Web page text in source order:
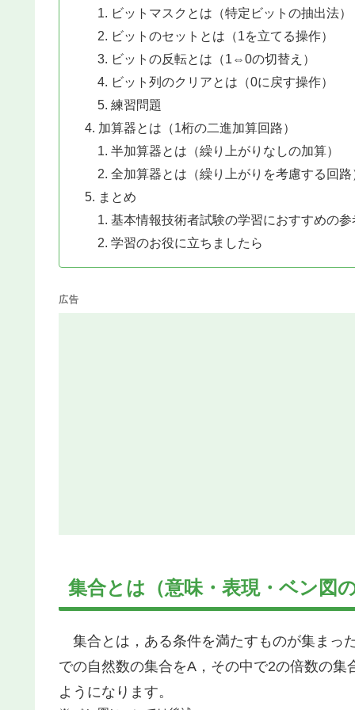
ビットマスクとは（特定ビットの抽出法）
ビットのセットとは（1を立てる操作）
ビットの反転とは（1⇔0の切替え）
ビット列のクリアとは（0に戻す操作）
練習問題
加算器とは（1桁の二進加算回路）
半加算器とは（繰り上がりなしの加算）
全加算器とは（繰り上がりを考慮する回路
まとめ
基本情報技術者試験の学習におすすめの参
学習のお役に立ちましたら
広告
集合とは（意味・表現・ベン図
集合とは，ある条件を満たすものが集まっ
での自然数の集合をA，その中で2の倍数の
ようになります。